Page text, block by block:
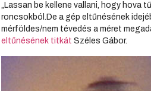
„Lassan be kellene vallani, hogy hova
roncsokból.De a gép eltűnésének
mérföldes/nem tévedés a méret
eltűnésének titkát Széles Gábor.